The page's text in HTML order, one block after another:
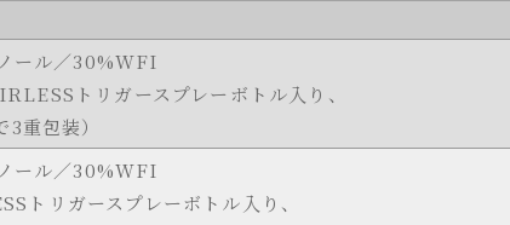
ール／30%WFI
トリガースプレーボトル入り、
重包装）
ール／30%WFI
トリガースプレーボトル入り、